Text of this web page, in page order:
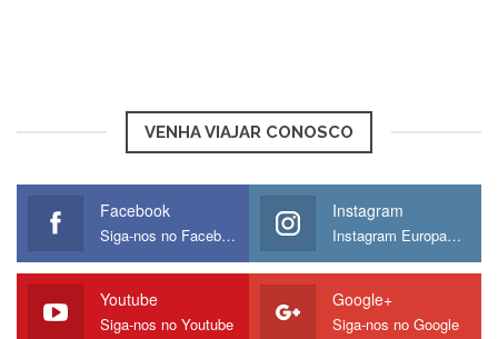
VENHA VIAJAR CONOSCO
Facebook
Siga-nos no Facebook
Instagram
Instagram Europamos
Youtube
Siga-nos no Youtube
Google+
Siga-nos no Google